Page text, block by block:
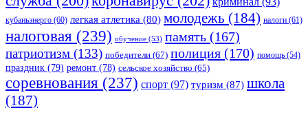
кубаньэнерго (60) легкая атлетика (80) молодежь (184) налоги (61)
налоговая (239) обучение (53) память (167)
патриотизм (133) победители (67) полиция (170) помощь (54)
праздник (79) ремонт (78) сельское хозяйство (65)
соревнования (237) спорт (97) туризм (87) школа
(187)